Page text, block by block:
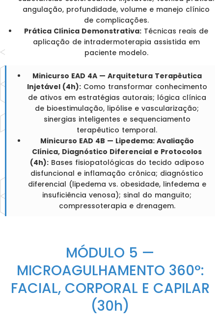
angulação, profundidade, volume e manejo clínico
de complicações.
Prática Clínica Demonstrativa: Técnicas reais de
aplicação de intradermoterapia assistida em
paciente modelo.
Minicurso EAD 4A — Arquitetura Terapêutica
Injetável (4h):Como transformar conhecimento
de ativos em estratégias autorais; lógica clínica
de bioestimulação, lipólise e vascularização;
sinergias inteligentes e sequenciamento
terapêutico temporal.
Minicurso EAD 4B — Lipedema: Avaliação
Clínica, Diagnóstico Diferencial e Protocolos
(4h):Bases fisiopatológicas do tecido adiposo
disfuncional e inflamação crônica; diagnóstico
diferencial (lipedema vs. obesidade, linfedema e
insuficiência venosa); sinal do manguito;
compressoterapia e drenagem.
MÓDULO 5 —
MICROAGULHAMENTO 360°:
FACIAL, CORPORAL E CAPILAR
(30h)